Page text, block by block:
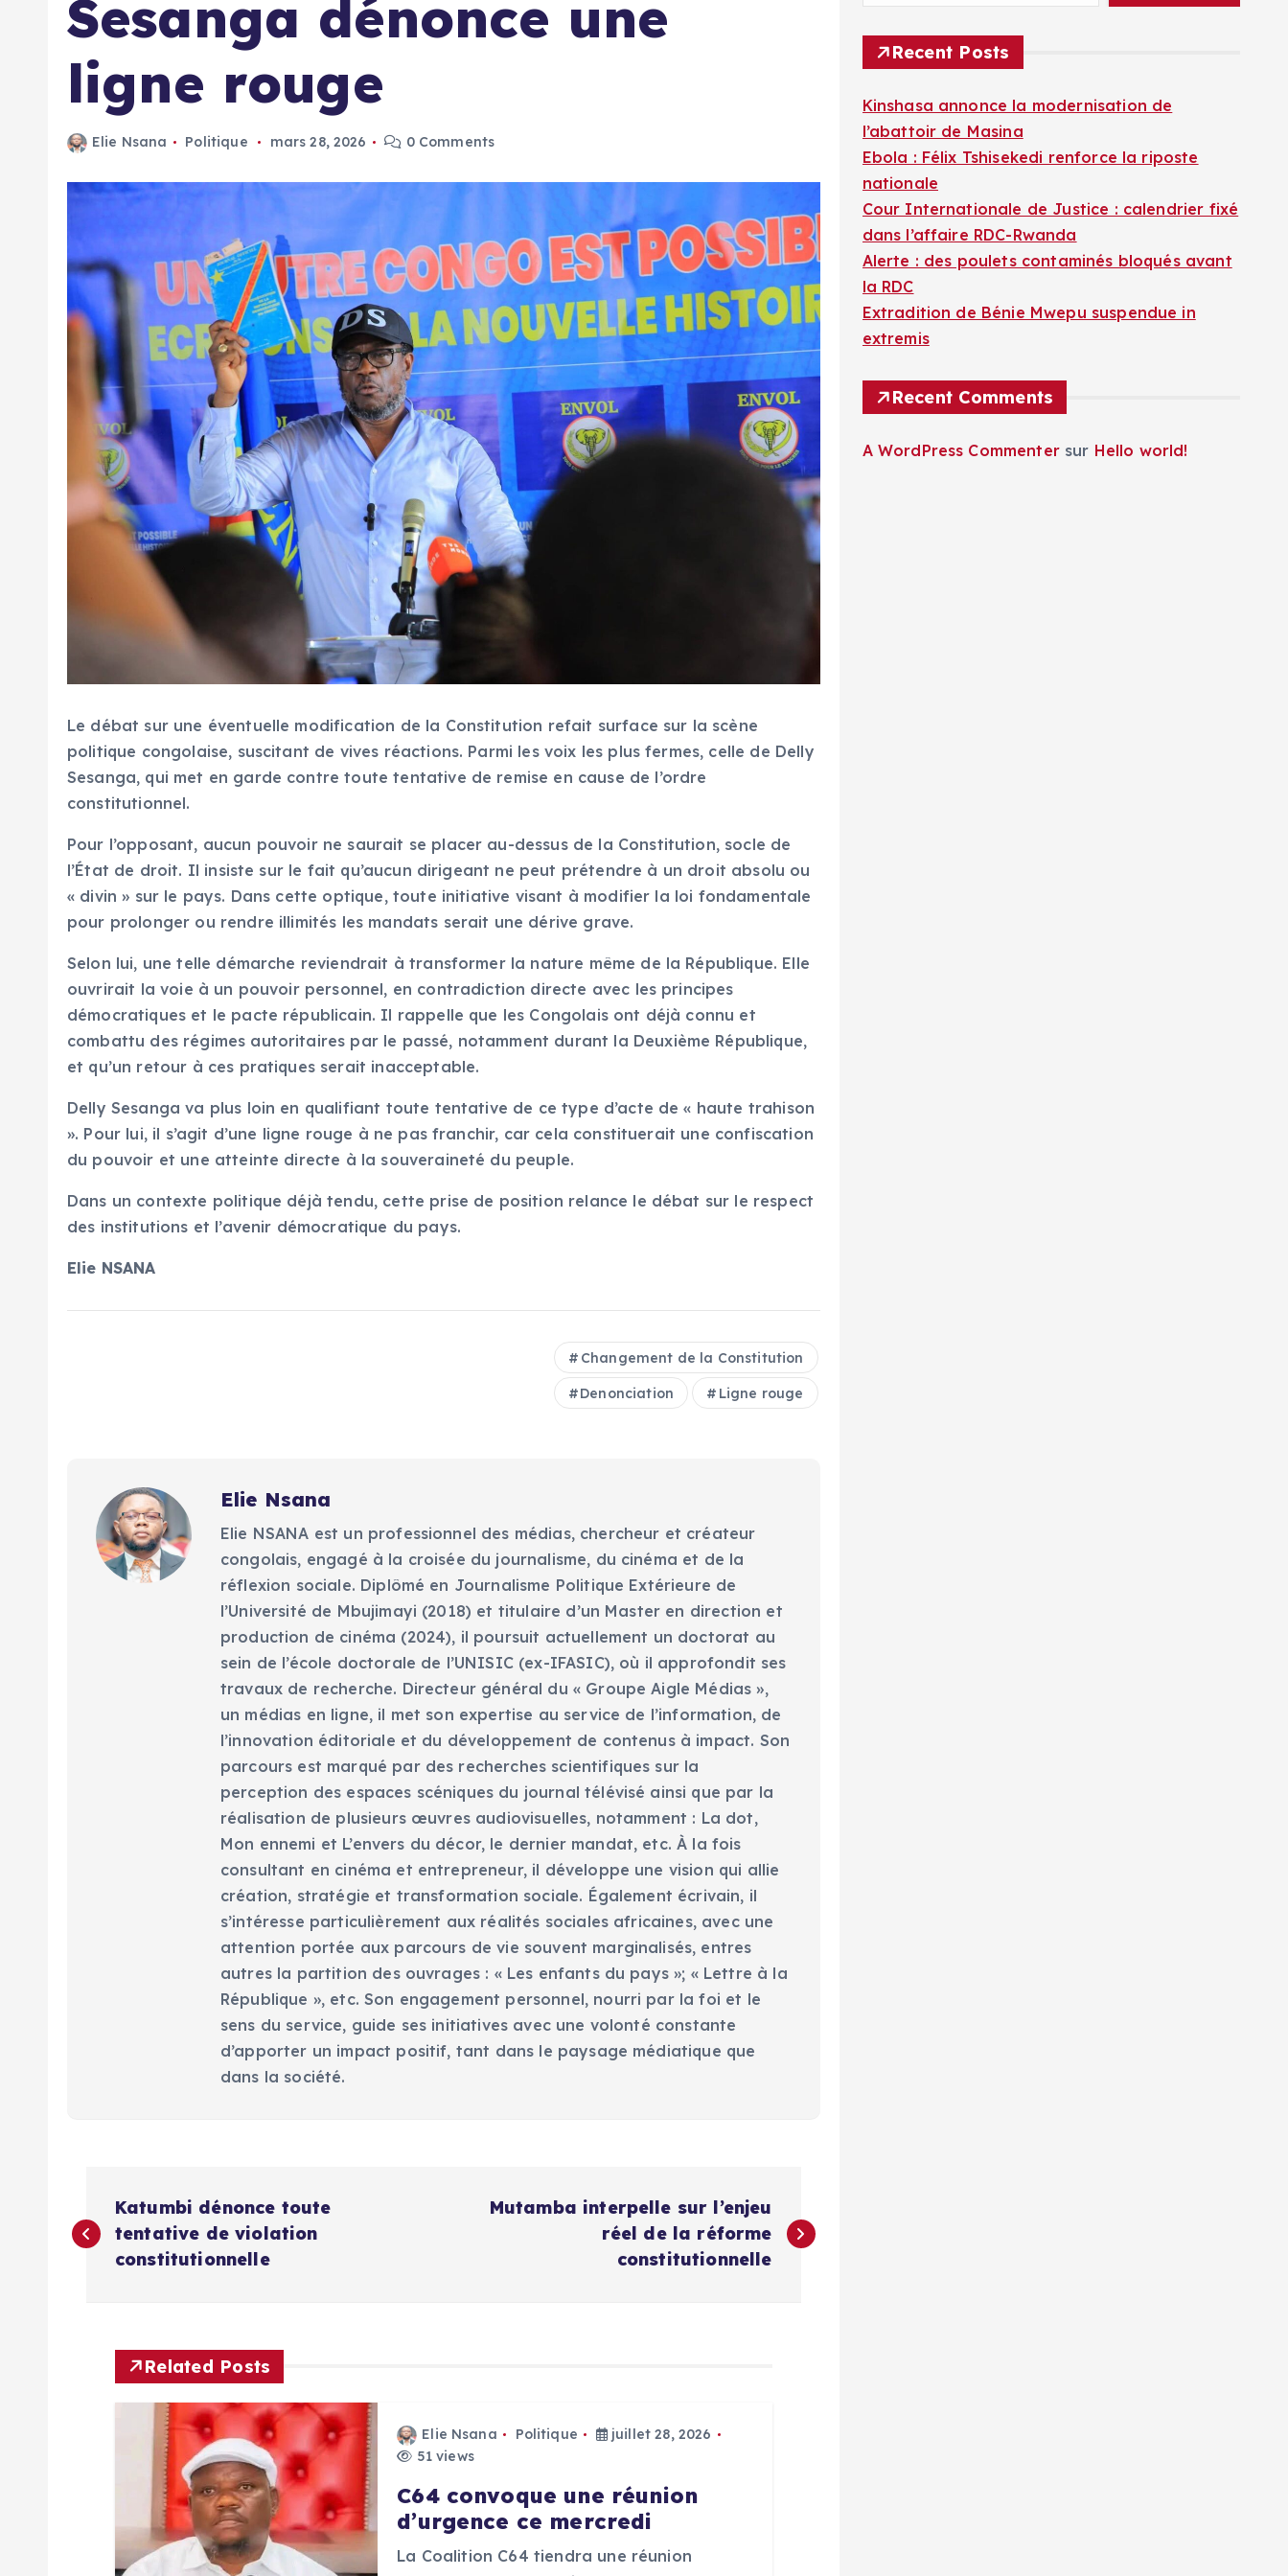
Sesanga dénonce une
ligne rouge
Elie Nsana Politique mars 28, 2026 0 Comments
Le débat sur une éventuelle modification de la Constitution refait surface sur la scène
politique congolaise, suscitant de vives réactions. Parmi les voix les plus fermes, celle de Delly
Sesanga, qui met en garde contre toute tentative de remise en cause de l’ordre
constitutionnel.
Pour l’opposant, aucun pouvoir ne saurait se placer au-dessus de la Constitution, socle de
l’État de droit. Il insiste sur le fait qu’aucun dirigeant ne peut prétendre à un droit absolu ou
« divin » sur le pays. Dans cette optique, toute initiative visant à modifier la loi fondamentale
pour prolonger ou rendre illimités les mandats serait une dérive grave.
Selon lui, une telle démarche reviendrait à transformer la nature même de la République. Elle
ouvrirait la voie à un pouvoir personnel, en contradiction directe avec les principes
démocratiques et le pacte républicain. Il rappelle que les Congolais ont déjà connu et
combattu des régimes autoritaires par le passé, notamment durant la Deuxième République,
et qu’un retour à ces pratiques serait inacceptable.
Delly Sesanga va plus loin en qualifiant toute tentative de ce type d’acte de « haute trahison
». Pour lui, il s’agit d’une ligne rouge à ne pas franchir, car cela constituerait une confiscation
du pouvoir et une atteinte directe à la souveraineté du peuple.
Dans un contexte politique déjà tendu, cette prise de position relance le débat sur le respect
des institutions et l’avenir démocratique du pays.
Elie NSANA
Changement de la Constitution
Denonciation Ligne rouge
Elie Nsana
Elie NSANA est un professionnel des médias, chercheur et créateur
congolais, engagé à la croisée du journalisme, du cinéma et de la
réflexion sociale. Diplômé en Journalisme Politique Extérieure de
l’Université de Mbujimayi (2018) et titulaire d’un Master en direction et
production de cinéma (2024), il poursuit actuellement un doctorat au
sein de l’école doctorale de l’UNISIC (ex-IFASIC), où il approfondit ses
travaux de recherche. Directeur général du « Groupe Aigle Médias »,
un médias en ligne, il met son expertise au service de l’information, de
l’innovation éditoriale et du développement de contenus à impact. Son
parcours est marqué par des recherches scientifiques sur la
perception des espaces scéniques du journal télévisé ainsi que par la
réalisation de plusieurs œuvres audiovisuelles, notamment : La dot,
Mon ennemi et L’envers du décor, le dernier mandat, etc. À la fois
consultant en cinéma et entrepreneur, il développe une vision qui allie
création, stratégie et transformation sociale. Également écrivain, il
s’intéresse particulièrement aux réalités sociales africaines, avec une
attention portée aux parcours de vie souvent marginalisés, entres
autres la partition des ouvrages : « Les enfants du pays »; « Lettre à la
République », etc. Son engagement personnel, nourri par la foi et le
sens du service, guide ses initiatives avec une volonté constante
d’apporter un impact positif, tant dans le paysage médiatique que
dans la société.
a
Katumbi dénonce toute
tentative de violation
constitutionnelle
Mutamba interpelle sur l’enjeu
réel de la réforme
constitutionnelle
Related Posts
Elie Nsana Politique
juillet 28, 2026
51 views
C64 convoque une réunion
d’urgence ce mercredi
La Coalition C64 tiendra une réunion
Recent Posts
Kinshasa annonce la modernisation de
l’abattoir de Masina
Ebola : Félix Tshisekedi renforce la riposte
nationale
Cour Internationale de Justice : calendrier fixé
dans l’affaire RDC-Rwanda
Alerte : des poulets contaminés bloqués avant
la RDC
Extradition de Bénie Mwepu suspendue in
extremis
Recent Comments
A WordPress Commentersur Hello world!